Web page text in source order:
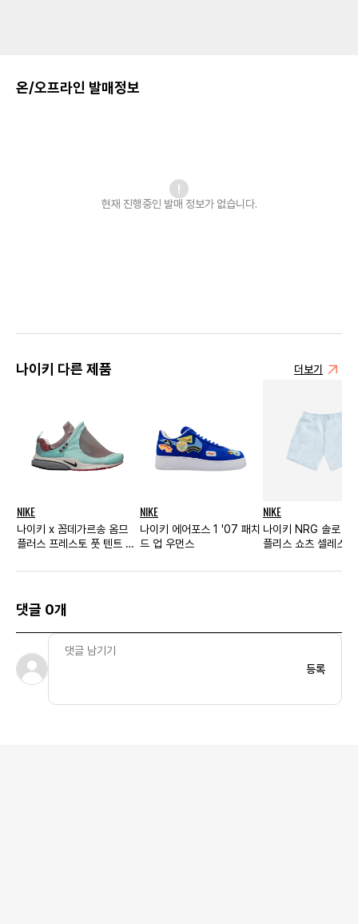
온/오프라인 발매정보
현재 진행중인 발매 정보가 없습니다.
나이키 다른 제품 더보기
NIKE
나이키 x 꼼데가르송 옴므
플러스 프레스토 풋 텐트 스
NIKE
나이키 에어포스 1 '07 패치
드 업 우먼스
NIKE
나이키 NRG 솔로 스
플리스 쇼츠 셀레스
댓글 0개
등록